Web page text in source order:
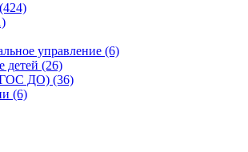
управление (6)
детей (26)
ДО) (36)
(6)